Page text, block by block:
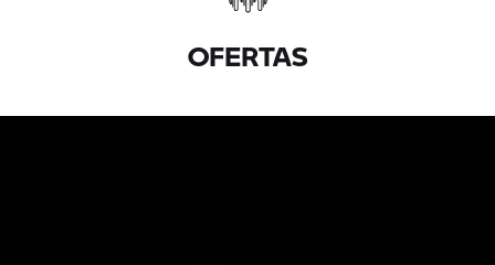
OFERTAS